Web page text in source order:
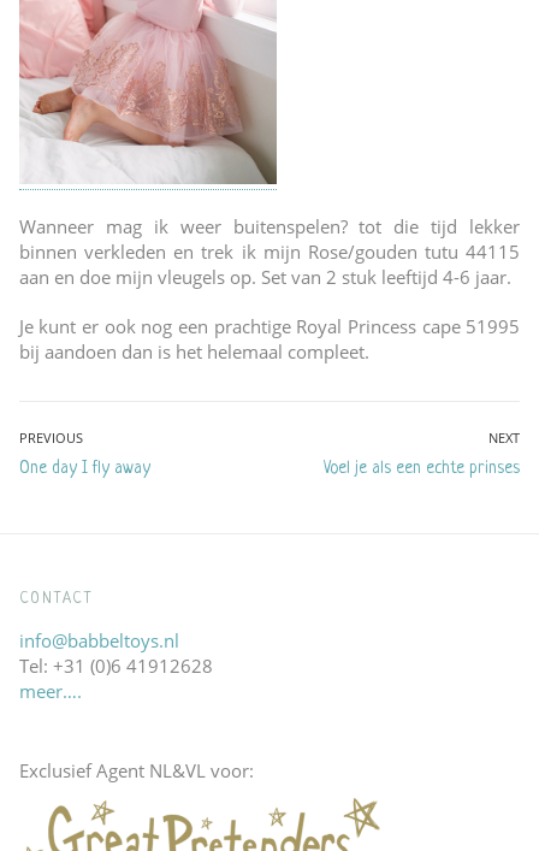
Wanneer mag ik weer buitenspelen? tot die tijd lekker
binnen verkleden en trek ik mijn Rose/gouden tutu 44115
aan en doe mijn vleugels op. Set van 2 stuk leeftijd 4-6 jaar.
Je kunt er ook nog een prachtige Royal Princess cape 51995
bij aandoen dan is het helemaal compleet.
Bericht
navigatie
PREVIOUS
Previous
One day I fly away
NEXT
Next
Voel je als een echte prinses
CONTACT
info@babbeltoys.nl
Tel: +31 (0)6 41912628
meer….
Exclusief Agent NL&VL voor: